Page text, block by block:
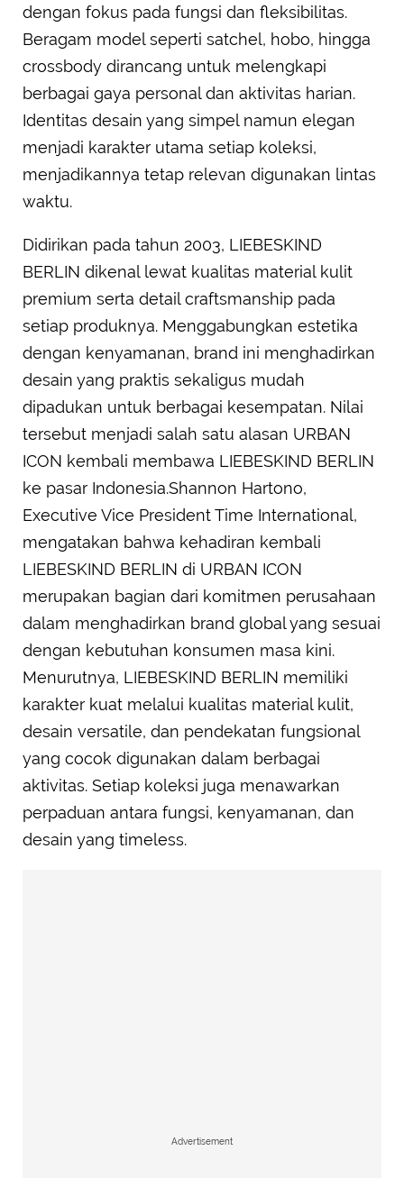
dengan fokus pada fungsi dan fleksibilitas.
Beragam model seperti satchel, hobo, hingga
crossbody dirancang untuk melengkapi
berbagai gaya personal dan aktivitas harian.
Identitas desain yang simpel namun elegan
menjadi karakter utama setiap koleksi,
menjadikannya tetap relevan digunakan lintas
waktu.
Didirikan pada tahun 2003, LIEBESKIND
BERLIN dikenal lewat kualitas material kulit
premium serta detail craftsmanship pada
setiap produknya. Menggabungkan estetika
dengan kenyamanan, brand ini menghadirkan
desain yang praktis sekaligus mudah
dipadukan untuk berbagai kesempatan. Nilai
tersebut menjadi salah satu alasan URBAN
ICON kembali membawa LIEBESKIND BERLIN
ke pasar Indonesia.Shannon Hartono,
Executive Vice President Time International,
mengatakan bahwa kehadiran kembali
LIEBESKIND BERLIN di URBAN ICON
merupakan bagian dari komitmen perusahaan
dalam menghadirkan brand global yang sesuai
dengan kebutuhan konsumen masa kini.
Menurutnya, LIEBESKIND BERLIN memiliki
karakter kuat melalui kualitas material kulit,
desain versatile, dan pendekatan fungsional
yang cocok digunakan dalam berbagai
aktivitas. Setiap koleksi juga menawarkan
perpaduan antara fungsi, kenyamanan, dan
desain yang timeless.
Advertisement